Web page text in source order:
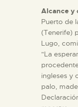
Alcance y
Puerto de
(Tenerife)
Lugo,
"La
ingleses y
palo,